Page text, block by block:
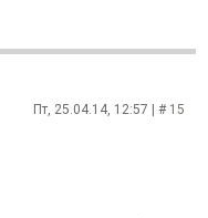
Пт, 25.04.14, 12:57 | # 15